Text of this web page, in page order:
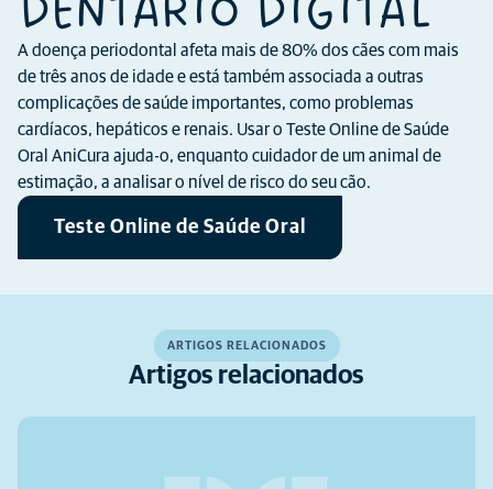
DENTÁRIO DIGITAL
A doença periodontal afeta mais de 80% dos cães com mais
de três anos de idade e está também associada a outras
complicações de saúde importantes, como problemas
cardíacos, hepáticos e renais. Usar o Teste Online de Saúde
Oral AniCura ajuda-o, enquanto cuidador de um animal de
estimação, a analisar o nível de risco do seu cão.
Teste Online de Saúde Oral
ARTIGOS RELACIONADOS
Artigos relacionados